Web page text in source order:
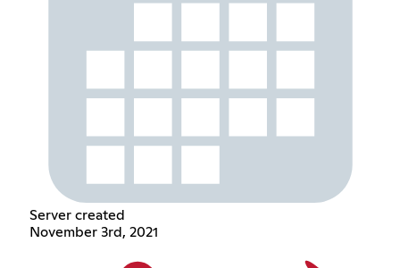
Server created
November 3rd, 2021